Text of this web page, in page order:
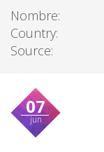
Nombre:
Country:
Source:
07
jun